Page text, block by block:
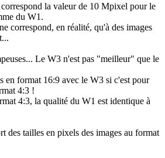
la valeur de 10 Mpixel pour le
du W1.
correspond, en réalité, qu'à des images
Le W3 n'est pas "meilleur" que le
en format 16:9 avec le W3 si c'est pour
4:3 !
4:3, la qualité du W1 est identique à
des tailles en pixels des images au format